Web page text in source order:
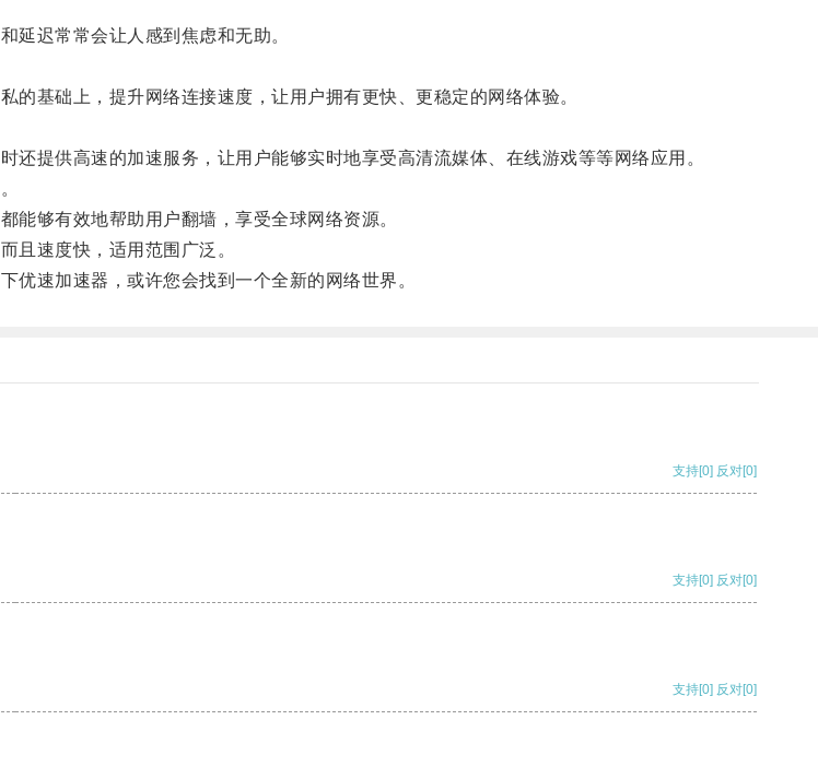
迟常常会让人感到焦虑和无助。
基础上，提升网络连接速度，让用户拥有更快、更稳定的网络体验。
提供高速的加速服务，让用户能够实时地享受高清流媒体、在线游戏等等网络应用。
够有效地帮助用户翻墙，享受全球网络资源。
速度快，适用范围广泛。
速加速器，或许您会找到一个全新的网络世界。
支持[0] 反对[0]
支持[0] 反对[0]
支持[0] 反对[0]